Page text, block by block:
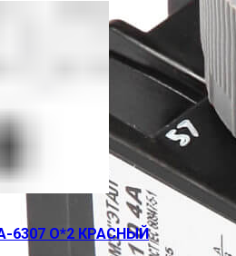
6307 О*2 КРАСНЫЙ